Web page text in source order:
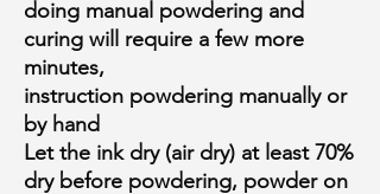
doing manual powdering and
curing will require a few more
minutes,
instruction powdering manually or
by hand
Let the ink dry (air dry) at least 70%
dry before powdering, powder on